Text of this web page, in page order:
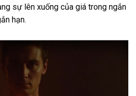
sự lên xuống của giá trong ngắn
hạn.